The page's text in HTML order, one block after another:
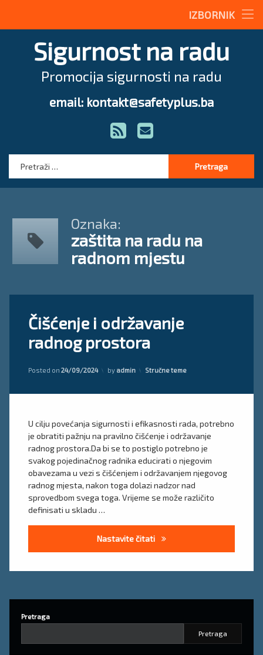
IZBORNIK
Radne upute
Magazin
Stručna pomoć
Sigurnost na radu
Promocija sigurnosti na radu
email: kontakt@safetyplus.ba
RSS E-mail
Oznaka:
zaštita na radu na
radnom mjestu
Čišćenje i održavanje
radnog prostora
Posted on 24/09/2024 by admin Kategorije:
Stručne teme
U cilju povećanja sigurnosti i efikasnosti rada, potrebno
je obratiti pažnju na pravilno čišćenje i održavanje
radnog prostora.Da bi se to postiglo potrebno je
svakog pojedinačnog radnika educirati o njegovim
obavezama u vezi s čišćenjem i održavanjem njegovog
radnog mjesta, nakon toga dolazi nadzor nad
sprovedbom svega toga. Vrijeme se može različito
definisati u skladu …
Nastavite čitati Čišćenje i održavanje
higijena
rada
zaštita
na radu
mjestu
komentar
on
Čišćenje
radnog
Pretraga
Pretraga